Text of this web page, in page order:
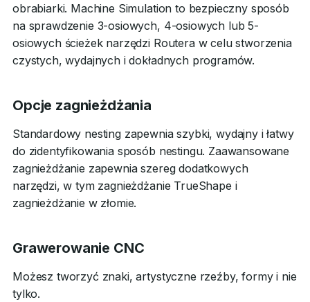
obrabiarki. Machine Simulation to bezpieczny sposób
na sprawdzenie 3-osiowych, 4-osiowych lub 5-
osiowych ścieżek narzędzi Routera w celu stworzenia
czystych, wydajnych i dokładnych programów.
Opcje zagnieżdżania
Standardowy nesting zapewnia szybki, wydajny i łatwy
do zidentyfikowania sposób nestingu. Zaawansowane
zagnieżdżanie zapewnia szereg dodatkowych
narzędzi, w tym zagnieżdżanie TrueShape i
zagnieżdżanie w złomie.
Grawerowanie CNC
Możesz tworzyć znaki, artystyczne rzeźby, formy i nie
tylko.